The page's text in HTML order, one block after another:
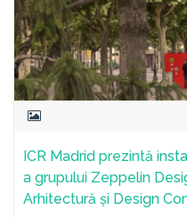
ICR Madrid prezintă
a grupului Zeppelin
Arhitectură și Design